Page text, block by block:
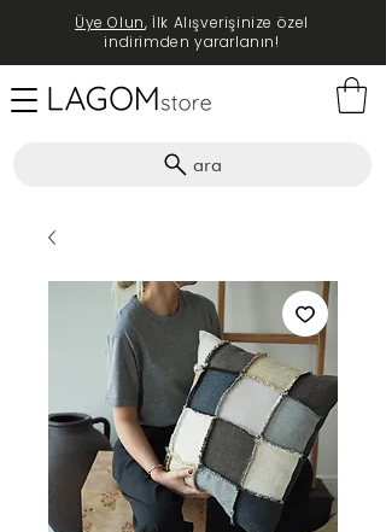
ara
Üye Olun, İlk Alışverişinize özel
indirimden yararlanın!